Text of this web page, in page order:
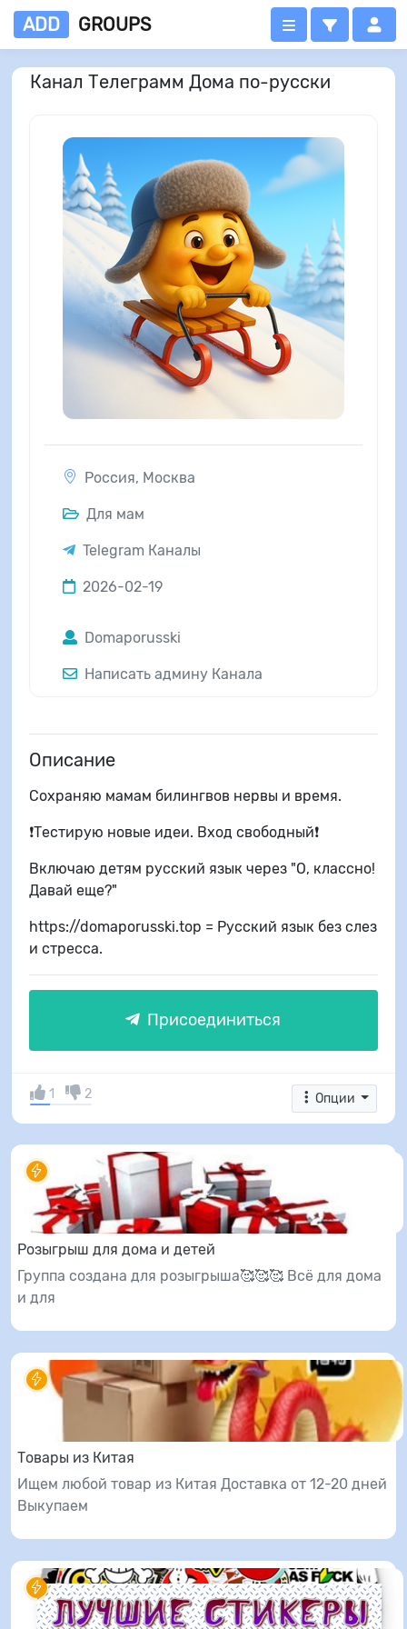
ADD GROUPS
Канал Телеграмм Дома по-русски
Россия, Москва
Для мам
Telegram Каналы
2026-02-19
Domaporusski
Написать админу Канала
Описание
Сохраняю мамам билингвов нервы и время.
❗️Тестирую новые идеи. Вход свободный❗️
Включаю детям русский язык через "О, классно!
Давай еще?"
https://domaporusski.top = Русский язык без слез
и стресса.
Присоединиться
Опции
1 2
Розыгрыш для дома и детей
Группа создана для розыгрыша🥰🥰🥰 Всё для дома
и для
Товары из Китая
Ищем любой товар из Китая Доставка от 12-20 дней
Выкупаем